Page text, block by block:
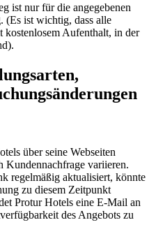
ist nur für die angegebenen
(Es ist wichtig, dass alle
Aufenthalt, in der
über seine Webseiten
Kundennachfrage variieren.
regelmäßig aktualisiert, könnte
zu diesem Zeitpunkt
Protur Hotels eine E-Mail an
des Angebots zu